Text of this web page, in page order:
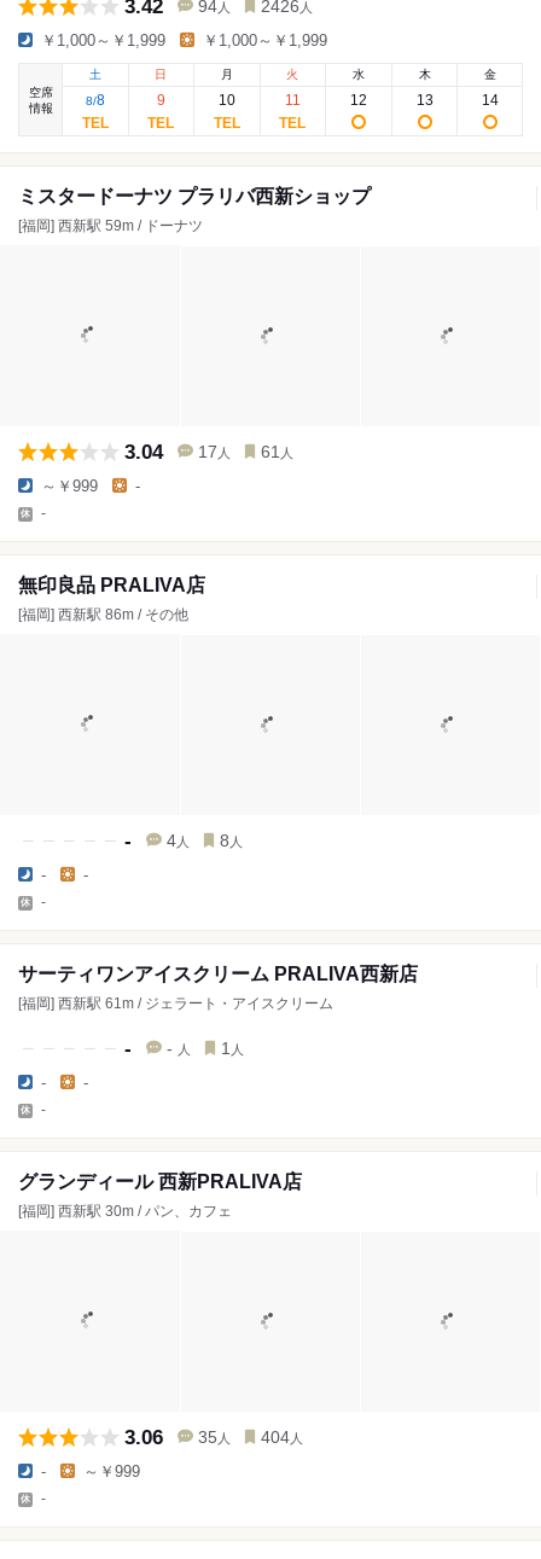
3.42 94 人 2426 人
￥1,000～￥1,999 ￥1,000～￥1,999
空席
情報
土
8/8
日
9
月
10
火
11
水
12
木
13
金
14
ミスタードーナツ プラリバ西新ショップ
[福岡] 西新駅 59m / ドーナツ
3.04 17 人 61 人
～￥999 -
-
無印良品 PRALIVA店
[福岡] 西新駅 86m / その他
- 4 人 8 人
- -
-
サーティワンアイスクリーム PRALIVA西新店
[福岡] 西新駅 61m / ジェラート・アイスクリーム
- - 人 1 人
- -
-
グランディール 西新PRALIVA店
[福岡] 西新駅 30m / パン、カフェ
3.06 35 人 404 人
- ～￥999
-